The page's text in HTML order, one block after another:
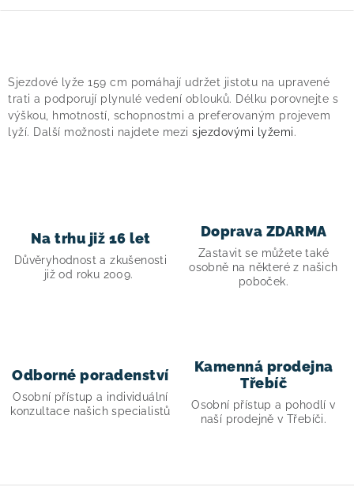
v
l
á
d
v
p
s
Sjezdové lyže 159 cm pomáhají udržet jistotu na upravené
trati a podporují plynulé vedení oblouků. Délku porovnejte s
výškou, hmotností, schopnostmi a preferovaným projevem
lyží. Další možnosti najdete mezi sjezdovými lyžemi.
Na trhu již 16 let
Důvěryhodnost a zkušenosti
již od roku 2009.
Doprava ZDARMA
Zastavit se můžete také
osobně na některé z našich
poboček.
Odborné poradenství
Osobní přístup a individuální
konzultace našich specialistů
Kamenná prodejna
Třebíč
Osobní přístup a pohodlí v
naší prodejně v Třebíči.